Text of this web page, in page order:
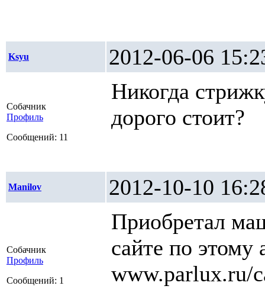
Ksyu 2012-06-06
Собачник
Профиль
Сообщений: 11
Никогда
дорого стоит?
Manilov 2012-10-10
Собачник
Профиль
Сообщений: 1
Приобретал
сайте по этому
www.parlux.ru/